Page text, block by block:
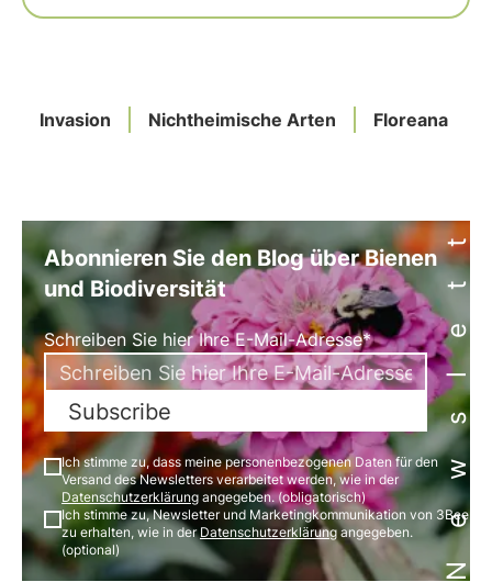
Invasion Nichtheimische Arten FloreanaNewsletter
Abonnieren Sie den Blog über Bienen
und Biodiversität
Schreiben Sie hier Ihre E-Mail-Adresse*
Subscribe
Ich stimme zu, dass meine personenbezogenen Daten für den
Versand des Newsletters verarbeitet werden, wie in der
Datenschutzerklärung angegeben. (obligatorisch)
Ich stimme zu, Newsletter und Marketingkommunikation von 3Bee
zu erhalten, wie in derDatenschutzerklärungangegeben.
(optional)